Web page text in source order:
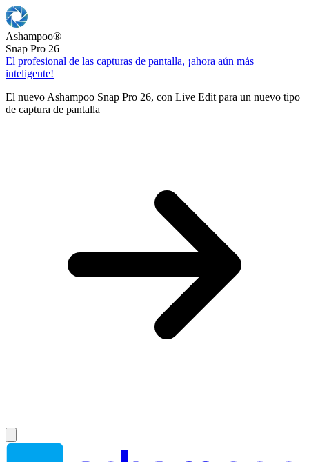
Ashampoo®
Snap Pro 26
El profesional de las capturas de pantalla, ¡ahora aún más
inteligente!
El nuevo Ashampoo Snap Pro 26, con Live Edit para un nuevo tipo
de captura de pantalla